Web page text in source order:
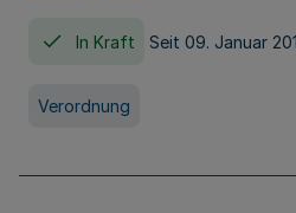
In Kraft Seit 09. Januar
Verordnung